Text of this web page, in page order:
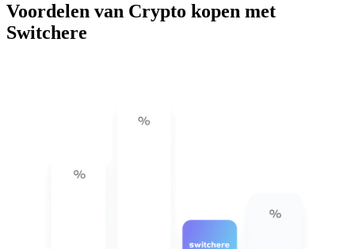
Voordelen van Crypto kopen met
Switchere